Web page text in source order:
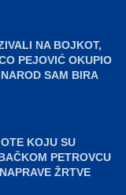
NA BOJKOT,
PEJOVIĆ OKUPIO
SAM BIRA
KOJU SU
PETROVCU
ŽRTVE